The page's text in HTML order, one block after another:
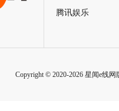
腾讯娱乐
Copyright © 2020-2026 星闻e线